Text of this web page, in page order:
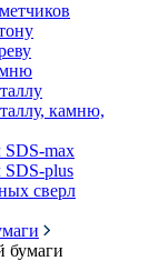
камню,
SDS-max
SDS-plus
сверл
бумаги